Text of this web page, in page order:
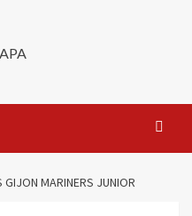
GIJON MARINERS JUNIOR